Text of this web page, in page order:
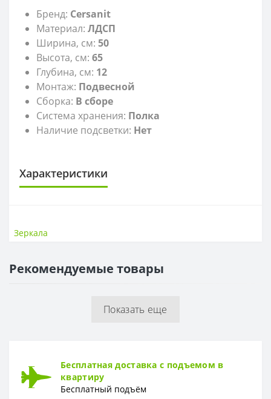
Бренд: Cersanit
Материал: ЛДСП
Ширина, см: 50
Высота, см: 65
Глубина, см: 12
Монтаж: Подвесной
Сборка: В сборе
Система хранения: Полка
Наличие подсветки: Нет
Характеристики
Высота, см
Ширина, см
Зеркала
Рекомендуемые товары
Показать еще
Бесплатная доставка с подъемом в
квартиру
Бесплатный подъём